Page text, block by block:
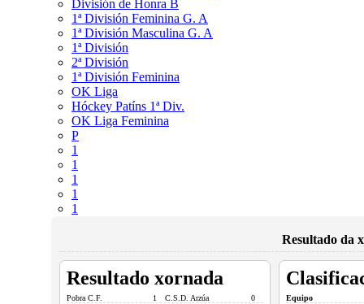
División de Honra B
1ª División Feminina G. A
1ª División Masculina G. A
1ª División
2ª División
1ª División Feminina
OK Liga
Hóckey Patíns 1ª Div.
OK Liga Feminina
P
1
1
1
1
1
Resultado da
Resultado xornada
Pobra C.F. 1 C.S.D. Arzúa
0
Equipo